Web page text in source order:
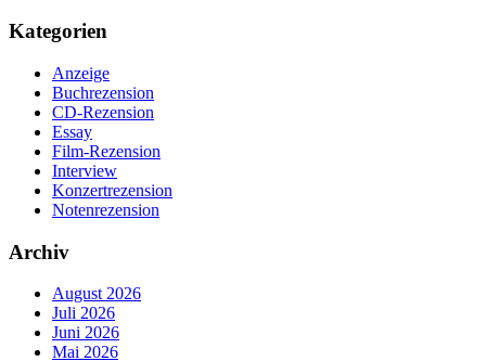
Kategorien
Anzeige
Buchrezension
CD-Rezension
Essay
Film-Rezension
Interview
Konzertrezension
Notenrezension
Archiv
August 2026
Juli 2026
Juni 2026
Mai 2026